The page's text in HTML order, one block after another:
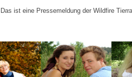
Das ist eine Pressemeldung der Wildfire